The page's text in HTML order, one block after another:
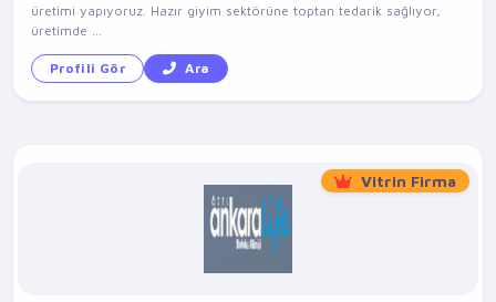
üretimi yapıyoruz. Hazır giyim sektörüne toptan tedarik sağlıyor,
üretimde ...
Profili Gör Ara
Vitrin Firma